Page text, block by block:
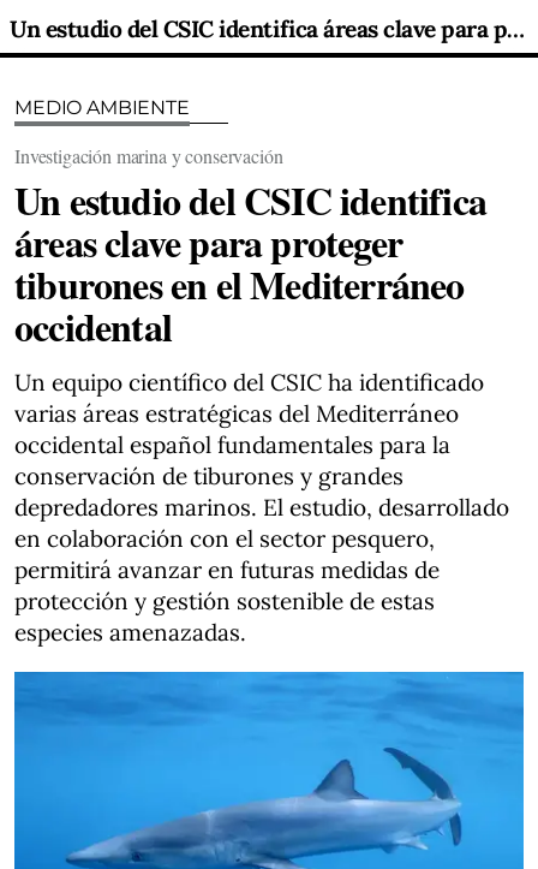
Un estudio del CSIC identifica áreas clave para proteger tiburones en el Mediterráneo occidental
MEDIO AMBIENTE
Investigación marina y conservación
Un estudio del CSIC identifica
áreas clave para proteger
tiburones en el Mediterráneo
occidental
Un equipo científico del CSIC ha identificado
varias áreas estratégicas del Mediterráneo
occidental español fundamentales para la
conservación de tiburones y grandes
depredadores marinos. El estudio, desarrollado
en colaboración con el sector pesquero,
permitirá avanzar en futuras medidas de
protección y gestión sostenible de estas
especies amenazadas.